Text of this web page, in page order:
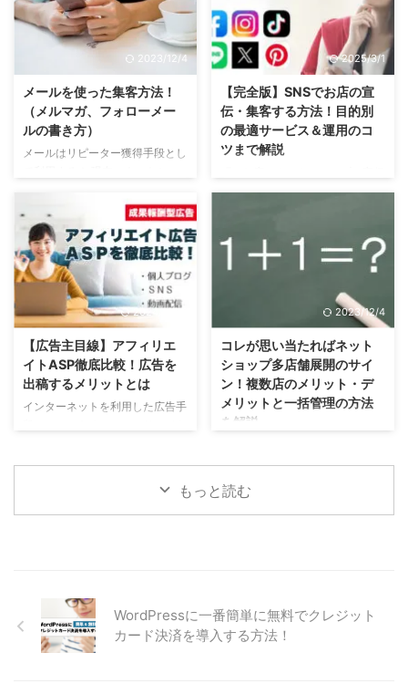
レイアウトの基本的な事柄を知り
たい方。 WEBサイトの視線誘導
について理解したい方。 デザイ
ンを語るその前に 売れる・売れ
ないは商品画像で９割以上は決ま
る ネット通販で売るために一番
重要なのは「商品写真」です。
とくに、食品、ファッションなど
見た目で購入が決まるようなもの
と売るためのデザインについて ...
告を利用する方。 どの広告を利
用すればよいか悩んでいる方。
広告を出した場合の効果について
知りたい方。 はじめに ３０秒で
わかる広告費用対効果の基礎知識
はじめに、あなたのお店や商品に
合う広告を選ぶための基礎知識と
して、いろいろな広告の効果につ
いて違いなどを解説します。 広
ます。 低関心層・・・商品を ...
2023/12/4
メールを使った集客方法！
（メルマガ、フォローメー
ルの書き方）
メールはリピーター獲得手段とし
電子メールはほとんど利用されて
いません。新規獲得の手段として
は効率が悪いというレベルではな
く、ほとんど売れないからです。
ではメールは何に使うべきなの
か？それはリピーターの獲得で
す。一度お店を利用していただい
たお客様に対して、メールでコミ
ュニケーションを取りお店へのリ
ピートへと繋げます。このページ
では具体的にメールを利用した集
客方法についてご紹介します。
ネ ...
2025/3/1
【完全版】SNSでお店の宣
伝・集客する方法！目的別
の最適サービス＆運用のコ
ツまで解説
目的として、ＳＮＳを活用して集
説します。 こんな方に読んでほ
しい記事です。 SNSでお店のお
を使えばいいのかわからない方。
SNSの機能や活用方法について知
りたい方。 はじめに 多くのお店
（ネットショップ）がSNSを活用
している はじめに、SNSで何が
できるのか？SNSにできることを
解説します。 SNSにできること
お店と商品の認知度アップでき
などを掲載す ...
2024/12/12
【広告主目線】アフィリエ
イトASP徹底比較！広告を
出稿するメリットとは
インターネットを利用した広告手
ット広告を導入したい方。 リス
アフィリエイト広告とは ブログ
やＳＮＳを通じて商品を紹介して
もらえる。 アフィリエイト広告
2023/12/4
コレが思い当たればネット
ショップ多店舗展開のサイ
ン！複数店のメリット・デ
メリットと一括管理の方法
を解説
舗展開のサイン」と題して、多店
やデメリットとその対策について
ご紹介していきます。 こんな方
を知りたい方。 多店舗展開の基
礎知識とメリット 多店舗展開と
は インターネット上に複数のネ
もっと読む
WordPressに一番簡単に無料でクレジット
カード決済を導入する方法！